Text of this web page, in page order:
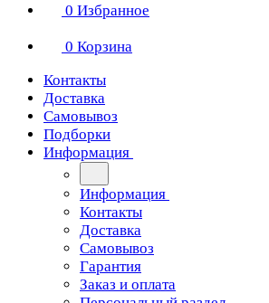
0 Избранное
0 Корзина
Контакты
Доставка
Самовывоз
Подборки
Информация
Информация
Контакты
Доставка
Самовывоз
Гарантия
Заказ и оплата